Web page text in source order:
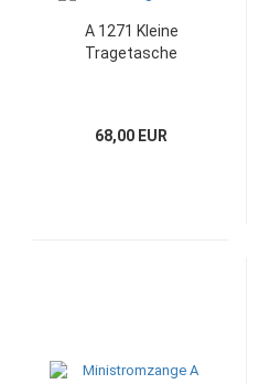
A 1271 Kleine
Tragetasche
68,00 EUR